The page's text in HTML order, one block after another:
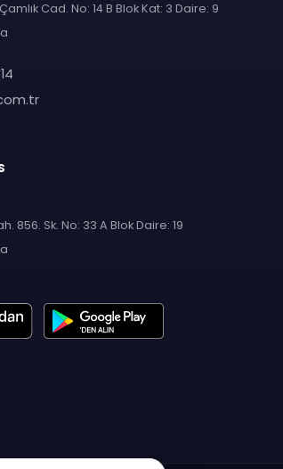
Cad. No: 14 B Blok Kat: 3 Daire: 9
856. Sk. No: 33 A Blok Daire: 19